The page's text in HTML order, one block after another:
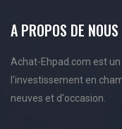
A PROPOS DE NOUS
Achat-Ehpad.com est
l'investissement en
neuves et d'occasion.